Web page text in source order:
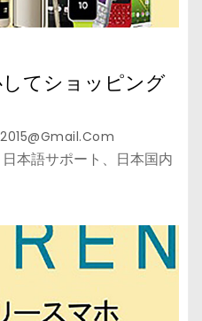
てショッピング
本語サポート、日本国内